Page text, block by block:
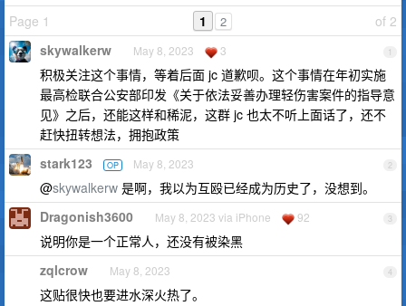
Page 1
of 2
1 2
1
skywalkerw May 8, 2023 3
积极关注这个事情，等着后面 jc 道歉呗。这个事情在年初实施
最高检联合公安部印发《关于依法妥善办理轻伤害案件的指导意
见》之后，还能这样和稀泥，这群 jc 也太不听上面话了，还不
赶快扭转想法，拥抱政策
2
stark123 OP May 8, 2023
@skywalkerw 是啊，我以为互殴已经成为历史了，没想到。
3
Dragonish3600 May 8, 2023 via iPhone 92
说明你是一个正常人，还没有被染黑
4
zqlcrow May 8, 2023
这贴很快也要进水深火热了。